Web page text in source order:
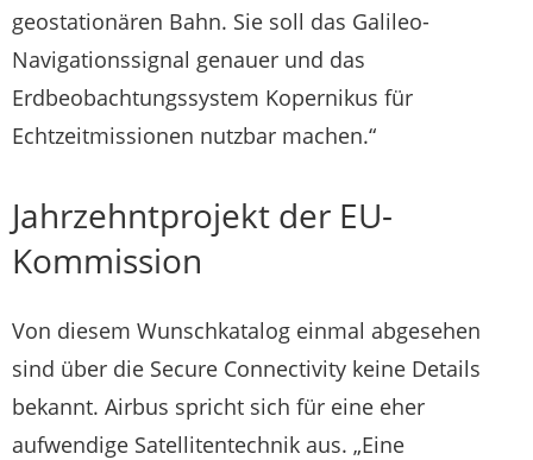
geostationären Bahn. Sie soll das Galileo-
Navigationssignal genauer und das
Erdbeobachtungssystem Kopernikus für
Echtzeitmissionen nutzbar machen.“
Jahrzehntprojekt der EU-
Kommission
Von diesem Wunschkatalog einmal abgesehen
sind über die Secure Connectivity keine Details
bekannt. Airbus spricht sich für eine eher
aufwendige Satellitentechnik aus. „Eine